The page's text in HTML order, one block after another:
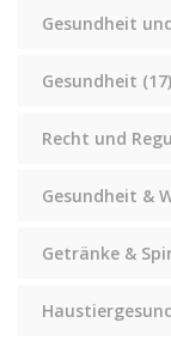
Gesundheit
Gesundheit (17)
Recht und
Gesundheit &
Getränke &